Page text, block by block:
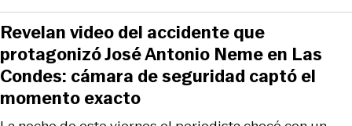
Revelan video del accidente que
protagonizó José Antonio Neme en Las
Condes: cámara de seguridad captó el
momento exacto